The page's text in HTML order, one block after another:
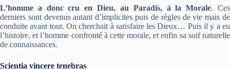
L’homme a donc cru en Dieu, au Paradis, à la Morale. Ces
derniers sont devenus autant d’implicites puis de règles de vie mais de
conduite avant tout. On cherchait à satisfaire les Dieux… Puis il y a eu
l’histoire, et l’homme confronté à cette morale, et enfin sa soif naturelle
de connaissances.
Scientia vincere tenebras